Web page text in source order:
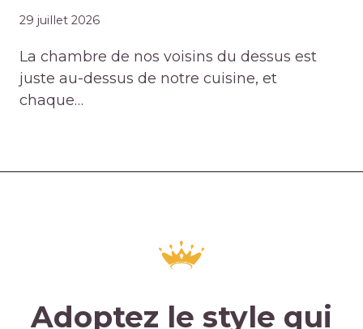
29 juillet 2026
La chambre de nos voisins du dessus est
juste au-dessus de notre cuisine, et
chaque…
Adoptez le style qui